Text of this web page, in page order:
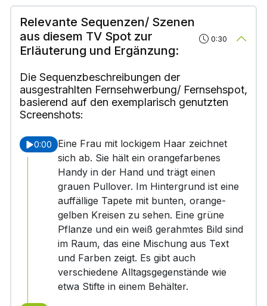
Relevante Sequenzen/ Szenen
aus diesem TV Spot zur
Erläuterung und Ergänzung:
0:30
Die Sequenzbeschreibungen der
ausgestrahlten Fernsehwerbung/ Fernsehspot,
basierend auf den exemplarisch genutzten
Screenshots:
0:00
Eine Frau mit lockigem Haar zeichnet
sich ab. Sie hält ein orangefarbenes
Handy in der Hand und trägt einen
grauen Pullover. Im Hintergrund ist eine
auffällige Tapete mit bunten, orange-
gelben Kreisen zu sehen. Eine grüne
Pflanze und ein weiß gerahmtes Bild sind
im Raum, das eine Mischung aus Text
und Farben zeigt. Es gibt auch
verschiedene Alltagsgegenstände wie
etwa Stifte in einem Behälter.